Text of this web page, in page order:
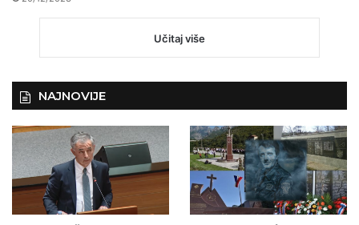
Učitaj više
NAJNOVIJE